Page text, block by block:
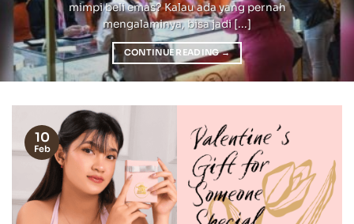
mimpi beli emas? Kalau ada yang pernah
mengalaminya, bisa jadi [...]
CONTINUE READING→
10
Feb